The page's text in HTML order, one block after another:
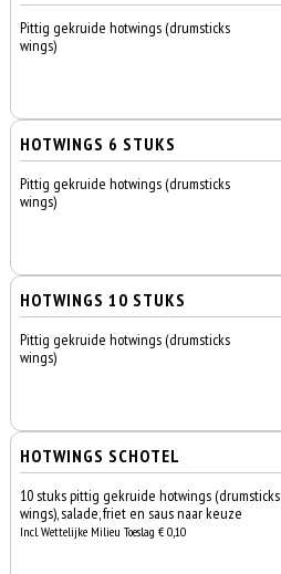
Pittig gekruide hotwings (drumsticks
wings)
HOTWINGS 6 STUKS
Pittig gekruide hotwings (drumsticks
wings)
HOTWINGS 10 STUKS
Pittig gekruide hotwings (drumsticks
wings)
HOTWINGS SCHOTEL
10 stuks pittig gekruide hotwings (drumsticks
wings), salade, friet en saus naar keuze
Incl. Wettelijke Milieu Toeslag € 0,10